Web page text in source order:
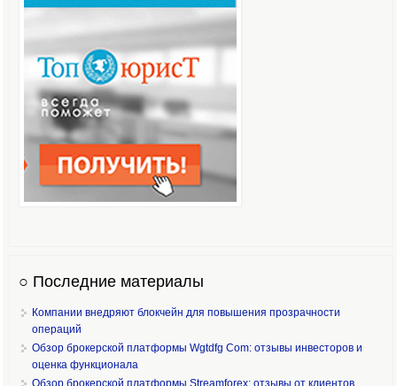
○ Последние материалы
Компании внедряют блокчейн для повышения прозрачности
операций
Обзор брокерской платформы Wgtdfg Com: отзывы инвесторов и
оценка функционала
Обзор брокерской платформы Streamforex: отзывы от клиентов